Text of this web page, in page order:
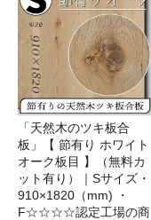
「天然木のツキ板合
板」【 節有り ホワイト
オーク板目 】（無料カ
ット有り）｜Sサイズ・
910×1820（mm) ・
F☆☆☆☆認定工場の商